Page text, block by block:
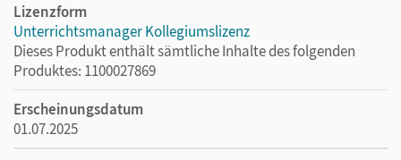
Lizenzform
Unterrichtsmanager Kollegiumslizenz
Dieses Produkt enthält sämtliche Inhalte des folgenden
Produktes: 1100027869
Erscheinungsdatum
01.07.2025